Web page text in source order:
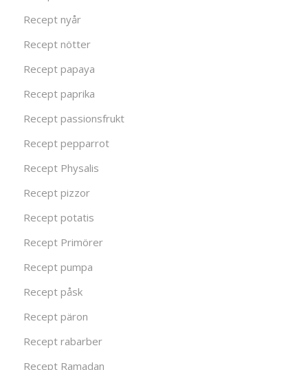
Recept nyår
Recept nötter
Recept papaya
Recept paprika
Recept passionsfrukt
Recept pepparrot
Recept Physalis
Recept pizzor
Recept potatis
Recept Primörer
Recept pumpa
Recept påsk
Recept päron
Recept rabarber
Recept Ramadan